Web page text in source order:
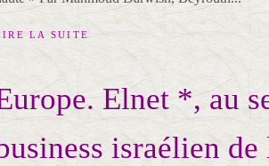
LA SUITE
Elnet *, au
israélien de